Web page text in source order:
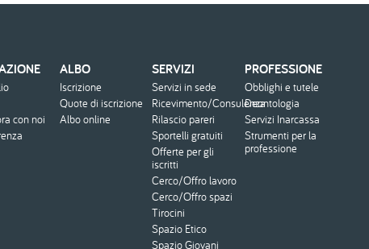
con noi
ALBO
Iscrizione
Quote di iscrizione
Albo online
SERVIZI
Servizi in sede
Ricevimento/Consulenza
Rilascio pareri
Sportelli gratuiti
Offerte per gli
iscritti
Cerco/Offro lavoro
Cerco/Offro spazi
Tirocini
Spazio Etico
Spazio Giovani
PROFESSIONE
Obblighi e tutele
Deontologia
Servizi Inarcassa
Strumenti per la
professione